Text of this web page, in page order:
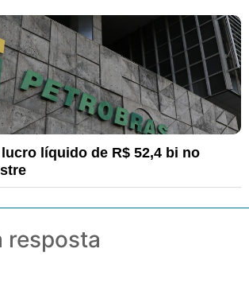
líquido de R$ 52,4 bi no
resposta